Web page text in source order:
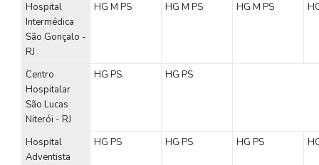
Hospital
Intermédica
São Gonçalo -
RJ
HG M PS HG M PS HG M PS
Centro
Hospitalar
São Lucas
Niterói - RJ
HG PS HG PS
Hospital
Adventista
HG PS HG PS HG PS